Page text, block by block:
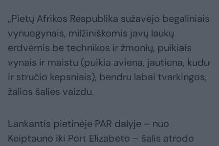
„Pietų Afrikos Respublika sužavėjo begaliniais
vynuogynais, milžiniškomis javų laukų
erdvėmis be technikos ir žmonių, puikiais
vynais ir maistu (puikia aviena, jautiena, kudu
ir stručio kepsniais), bendru labai tvarkingos,
žalios šalies vaizdu.
Lankantis pietinėje PAR dalyje – nuo
Keiptauno iki Port Elizabeto – šalis atrodo